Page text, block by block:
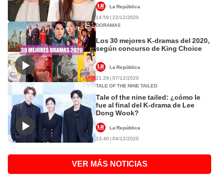
La República
14:59 | 22/12/2020
DORAMAS
Los 30 mejores K-dramas del 2020,
según concurso de King Choice
La República
21:29 | 07/12/2020
TALE OF THE NINE TAILED
Tale of the nine tailed: ¿cómo le
fue al final del K-drama de Lee
Dong Wook?
La República
13:40 | 04/12/2020
VER MÁS NOTICIAS